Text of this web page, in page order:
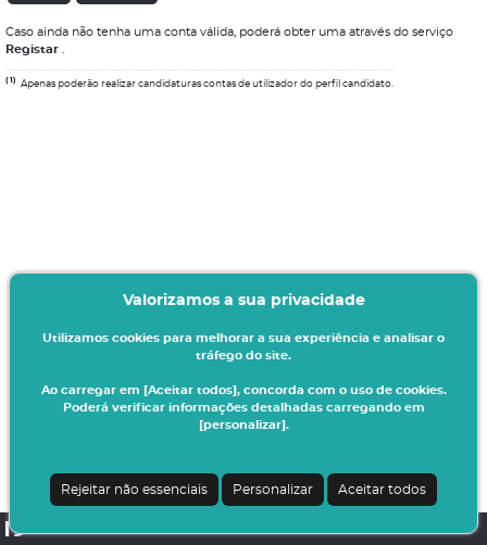
Caso ainda não tenha uma conta válida, poderá obter uma através do serviço
Registar
(1) Apenas poderão realizar candidaturas contas de utilizador do perfil candidato.
Valorizamos a sua privacidade
Utilizamos cookies para melhorar a sua experiência e analisar o
tráfego do site.
Ao carregar em [Aceitar todos], concorda com o uso de cookies.
Poderá verificar informações detalhadas carregando em
[personalizar].
Rejeitar não essenciais Personalizar Aceitar todos